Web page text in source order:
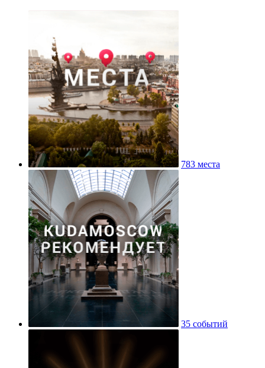
783 места
35 событий